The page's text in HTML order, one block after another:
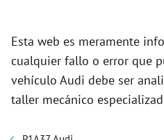
Esta web es meramente
cualquier fallo o error que
vehículo Audi debe ser
taller mecánico